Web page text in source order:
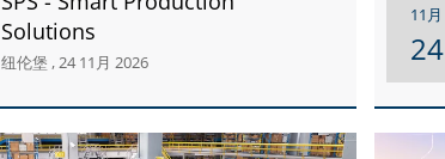
Solutions
纽伦堡 , 24 11月 2026
11月
24